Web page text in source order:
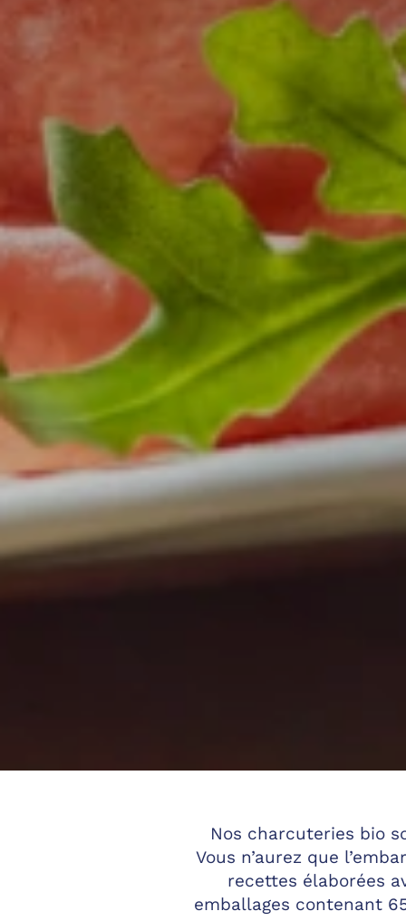
Nos charcuteries bio
Vous n’aurez que
recettes élaborées
emballages contenant